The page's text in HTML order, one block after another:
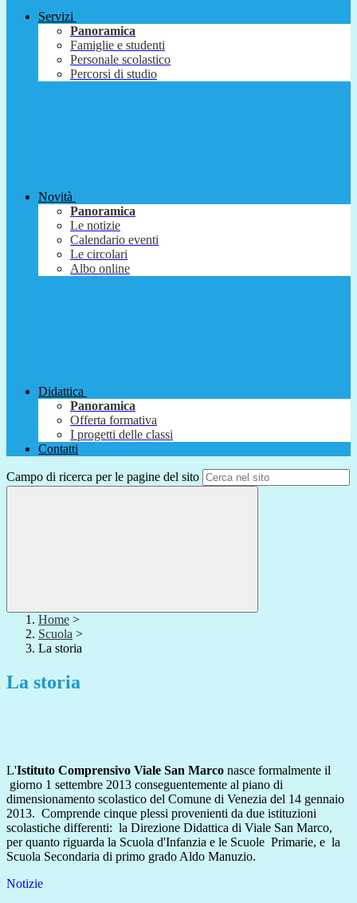
Servizi
Panoramica
Famiglie e studenti
Personale scolastico
Percorsi di studio
Novità
Panoramica
Le notizie
Calendario eventi
Le circolari
Albo online
Didattica
Panoramica
Offerta formativa
I progetti delle classi
Contatti
Campo di ricerca per le pagine del sito
Home >
Scuola >
La storia
La storia
L'Istituto Comprensivo Viale San Marco nasce formalmente il
giorno 1 settembre 2013 conseguentemente al piano di
dimensionamento scolastico del Comune di Venezia del 14 gennaio
2013. Comprende cinque plessi provenienti da due istituzioni
scolastiche differenti: la Direzione Didattica di Viale San Marco,
per quanto riguarda la Scuola d'Infanzia e le Scuole Primarie, e la
Scuola Secondaria di primo grado Aldo Manuzio.
Notizie